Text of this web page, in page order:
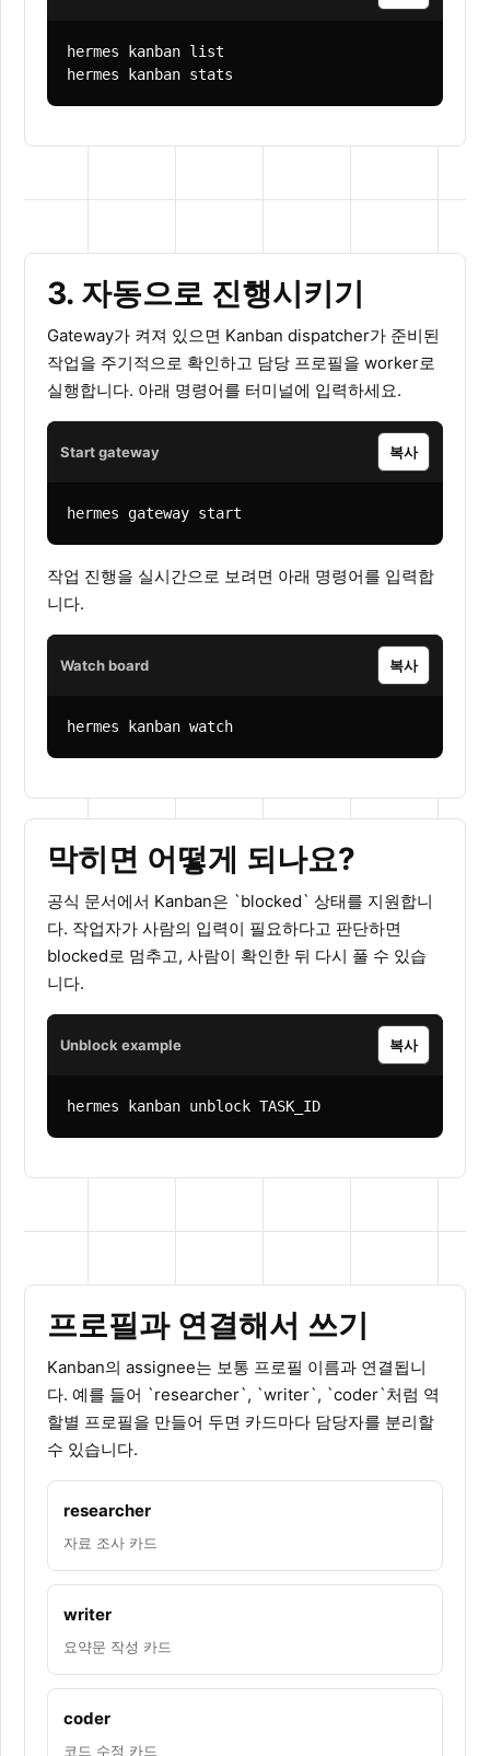
hermes kanban list
hermes kanban stats
3. 자동으로 진행시키기
Gateway가 켜져 있으면 Kanban dispatcher가 준비된
작업을 주기적으로 확인하고 담당 프로필을 worker로
실행합니다. 아래 명령어를 터미널에 입력하세요.
Start gateway 복사
hermes gateway start
작업 진행을 실시간으로 보려면 아래 명령어를 입력합
니다.
Watch board 복사
hermes kanban watch
막히면 어떻게 되나요?
공식 문서에서 Kanban은 `blocked` 상태를 지원합니
다. 작업자가 사람의 입력이 필요하다고 판단하면
blocked로 멈추고, 사람이 확인한 뒤 다시 풀 수 있습
니다.
Unblock example 복사
hermes kanban unblock TASK_ID
프로필과 연결해서 쓰기
Kanban의 assignee는 보통 프로필 이름과 연결됩니
다. 예를 들어 `researcher`, `writer`, `coder`처럼 역
할별 프로필을 만들어 두면 카드마다 담당자를 분리할
수 있습니다.
researcher
자료 조사 카드
writer
요약문 작성 카드
coder
코드 수정 카드